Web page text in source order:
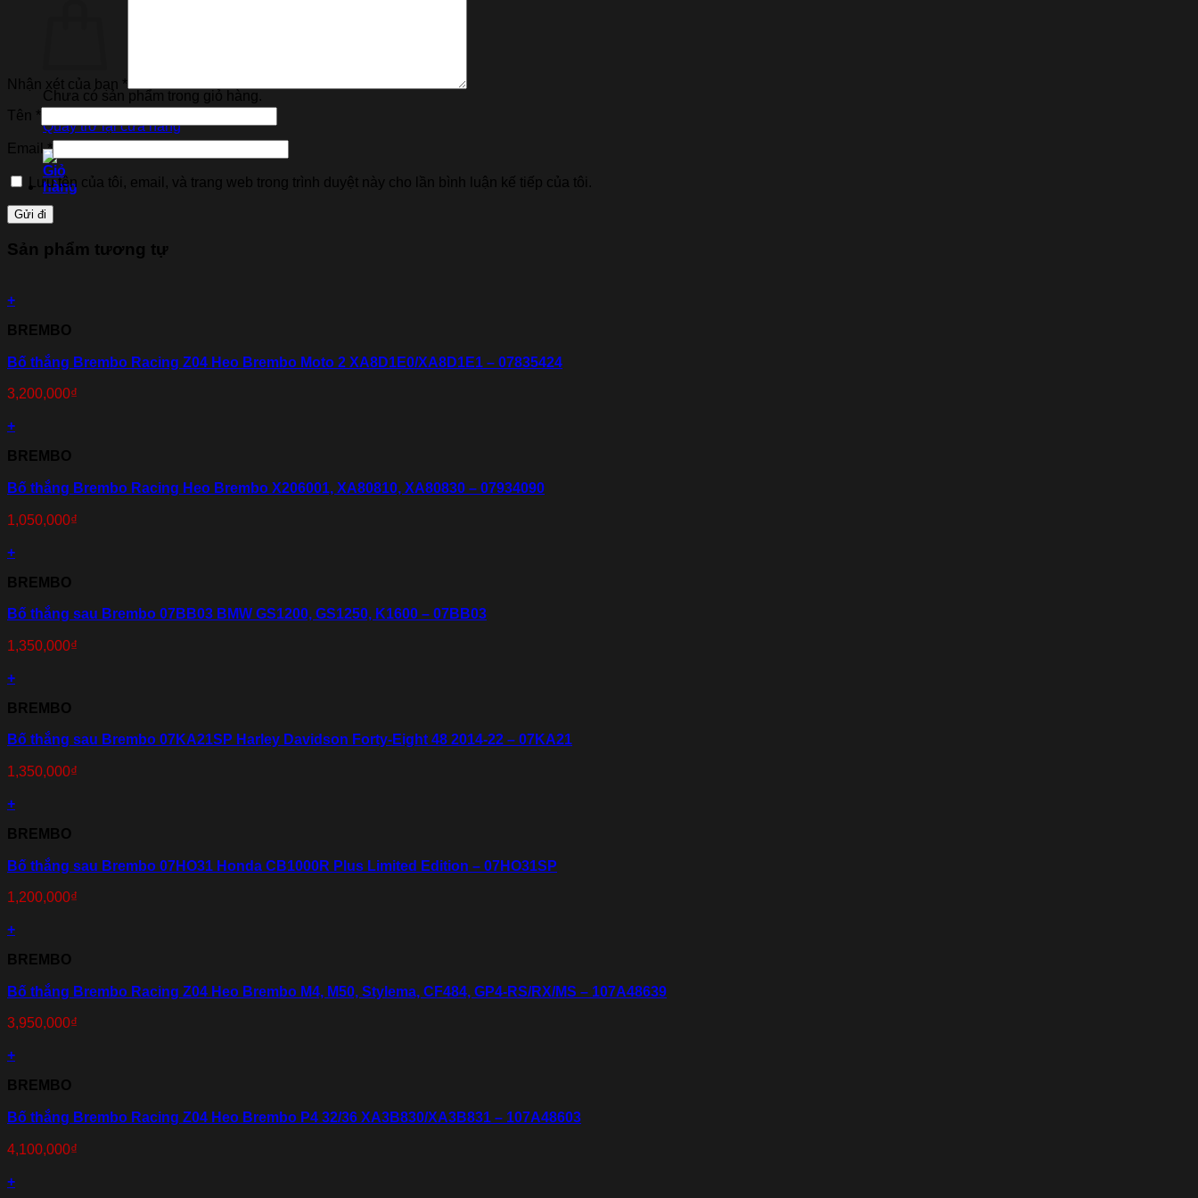
Chưa có sản phẩm trong giỏ hàng.
Quay trở lại cửa hàng
Nhận xét của bạn *
Tên *
Email*
Lưu tên của tôi, email, và trang web trong trình duyệt này cho lần bình luận kế tiếp của tôi.
Sản phẩm tương tự
+
BREMBO
Bố thắng Brembo Racing Z04 Heo Brembo Moto 2 XA8D1E0/XA8D1E1 – 07835424
3,200,000₫
+
BREMBO
Bố thắng Brembo Racing Heo Brembo X206001, XA80810, XA80830 – 07934090
1,050,000₫
+
BREMBO
Bố thắng sau Brembo 07BB03 BMW GS1200, GS1250, K1600 – 07BB03
1,350,000₫
+
BREMBO
Bố thắng sau Brembo 07KA21SP Harley Davidson Forty-Eight 48 2014-22 – 07KA21
1,350,000₫
+
BREMBO
Bố thắng sau Brembo 07HO31 Honda CB1000R Plus Limited Edition – 07HO31SP
1,200,000₫
+
BREMBO
Bố thắng Brembo Racing Z04 Heo Brembo M4, M50, Stylema, CF484, GP4-RS/RX/MS – 107A48639
3,950,000₫
+
BREMBO
Bố thắng Brembo Racing Z04 Heo Brembo P4 32/36 XA3B830/XA3B831 – 107A48603
4,100,000₫
+